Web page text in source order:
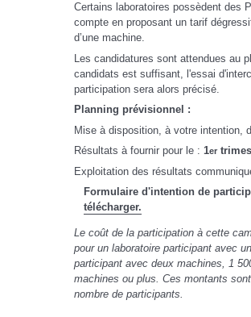
Certains laboratoires possèdent des
compte en proposant un tarif
d’une machine.
Les candidatures sont attendues au
candidats est suffisant, l'essai
participation sera alors précisé.
Planning prévisionnel :
Mise à disposition, à votre intention,
Résultats à fournir pour le : 1er
Exploitation des résultats
Formulaire d'intention de
télécharger.
Le coût de la participation à cette
pour un laboratoire participant avec
participant avec deux machines, 1
machines ou plus. Ces montants
nombre de participants.